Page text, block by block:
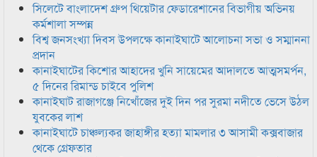
সিলেটে বাংলাদেশ গ্রুপ থিয়েটার ফেডারেশানের বিভাগীয় অভিনয়
কর্মশালা সম্পন্ন
বিশ্ব জনসংখ্যা দিবস উপলক্ষে কানাইঘাটে আলোচনা সভা ও সম্মাননা
প্রদান
কানাইঘাটের কিশোর আহাদের খুনি সায়েমের আদালতে আত্মসমর্পন,
৫ দিনের রিমান্ড চাইবে পুলিশ
কানাইঘাট রাজাগঞ্জে নিখোঁজের দুই দিন পর সুরমা নদীতে ভেসে উঠল
যুবকের লাশ
কানাইঘাটে চাঞ্চল্যকর জাহাঙ্গীর হত্যা মামলার ৩ আসামী কক্সবাজার
থেকে গ্রেফতার